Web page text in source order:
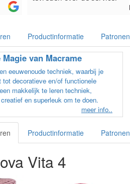
Productinformatie Patronen
van Macrame
eeuwenoude techniek, waarbij je
tot decoratieve en/of functionele
makkelijk te leren techniek,
en superleuk om te doen.
meer info..
Productinformatie Patronen
Vita 4